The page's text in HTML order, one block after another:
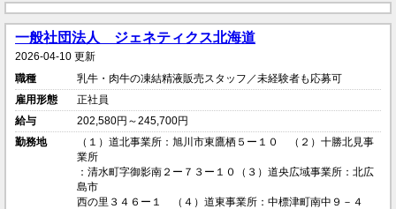
一般社団法人 ジェネティクス北海道
2026-04-10 更新
職種
乳牛・肉牛の凍結精液販売スタッフ／未経験者も応募可
雇用形態
正社員
給与
202,580円～245,700円
勤務地
（１）道北事業所：旭川市東鷹栖５ー１０ （２）十勝北見事
業所
：清水町字御影南２ー７３ー１０（３）道央広域事業所：北広
島市
西の里３４６ー１ （４）道東事業所：中標津町南中９－４